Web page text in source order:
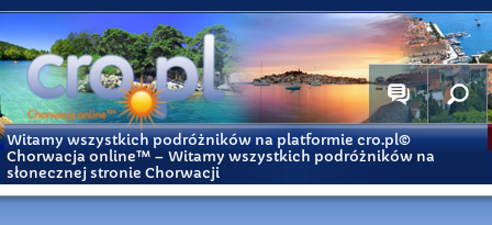
Witamy wszystkich podróżników na platformie cro.pl©
Chorwacja online™ – Witamy wszystkich podróżników na
słonecznej stronie Chorwacji